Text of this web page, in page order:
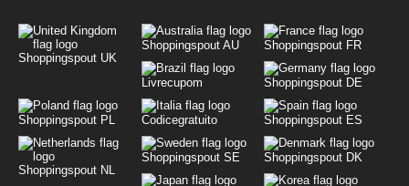
Shoppingspout UK
Shoppingspout AU Shoppingspout FR
Livrecupom Shoppingspout DE
Shoppingspout PL Codicegratuito Shoppingspout ES
Shoppingspout NL
Shoppingspout SE Shoppingspout DK